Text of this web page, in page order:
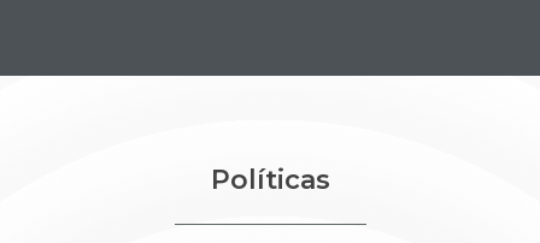
Políticas